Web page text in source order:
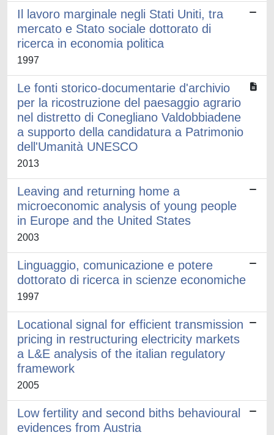
Il lavoro marginale negli Stati Uniti, tra
mercato e Stato sociale dottorato di
ricerca in economia politica
1997
Le fonti storico-documentarie d'archivio
per la ricostruzione del paesaggio agrario
nel distretto di Conegliano Valdobbiadene
a supporto della candidatura a Patrimonio
dell'Umanità UNESCO
2013
Leaving and returning home a
microeconomic analysis of young people
in Europe and the United States
2003
Linguaggio, comunicazione e potere
dottorato di ricerca in scienze economiche
1997
Locational signal for efficient transmission
pricing in restructuring electricity markets
a L&E analysis of the italian regulatory
framework
2005
Low fertility and second biths behavioural
evidences from Austria